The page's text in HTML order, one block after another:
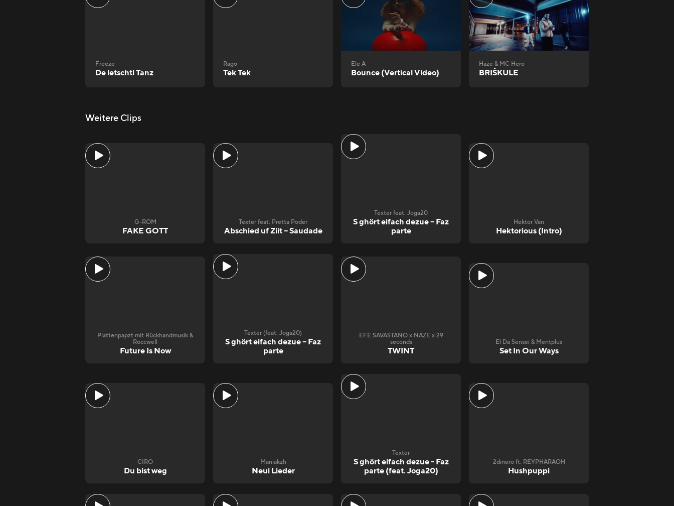
Freeze
De letschti Tanz
Rago
Tek Tek
Ele A
Bounce (Vertical Video)
Haze & MC Hero
BRIŠKULE
Weitere Clips
G-ROM
FAKE GOTT
Texter feat. Pretta Poder
Abschied uf Ziit – Saudade
Texter feat. Joga20
S ghört eifach dezue – Faz
parte
Hektor Van
Hektorious (Intro)
Plattenpapzt mit Rückhandmusik &
Roccwell
Future Is Now
Texter (feat. Joga20)
S ghört eifach dezue – Faz
parte
EFE SAVASTANO x NAZE x 29
seconds
TWINT
El Da Sensei & Mentplus
Set In Our Ways
CIRO
Du bist weg
Maniakzh
Neui Lieder
Texter
S ghört eifach dezue - Faz
parte (feat. Joga20)
2dinero ft. REYPHARAOH
Hushpuppi